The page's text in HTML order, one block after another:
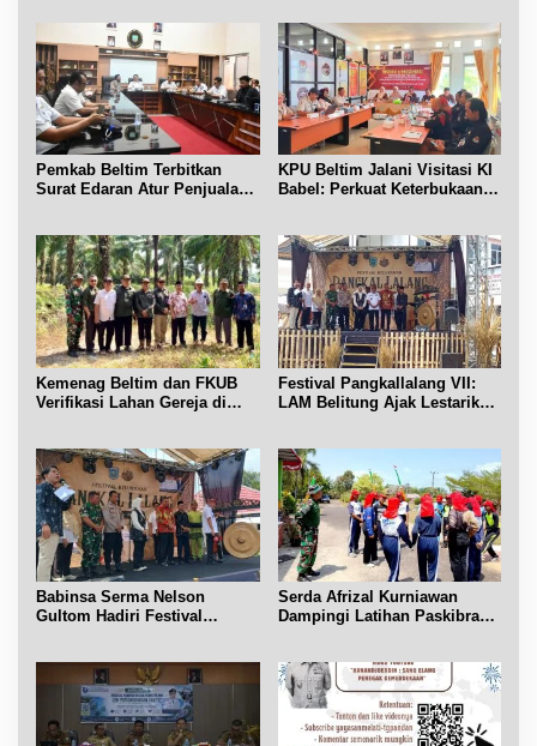
Pemkab Beltim Terbitkan
Surat Edaran Atur Penjualan
KPU Beltim Jalani Visitasi KI
Babel: Perkuat Keterbukaan
Kemenag Beltim dan FKUB
Verifikasi Lahan Gereja di
Festival Pangkallalang VII:
LAM Belitung Ajak Lestarikan
Babinsa Serma Nelson
Gultom Hadiri Festival
Serda Afrizal Kurniawan
Dampingi Latihan Paskibra